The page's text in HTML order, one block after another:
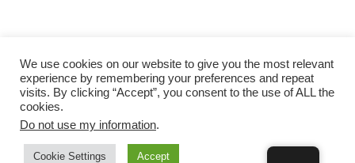
We use cookies on our website to give you the most relevant
experience by remembering your preferences and repeat
visits. By clicking “Accept”, you consent to the use of ALL the
cookies.
Do not use my information.
Cookie Settings Accept